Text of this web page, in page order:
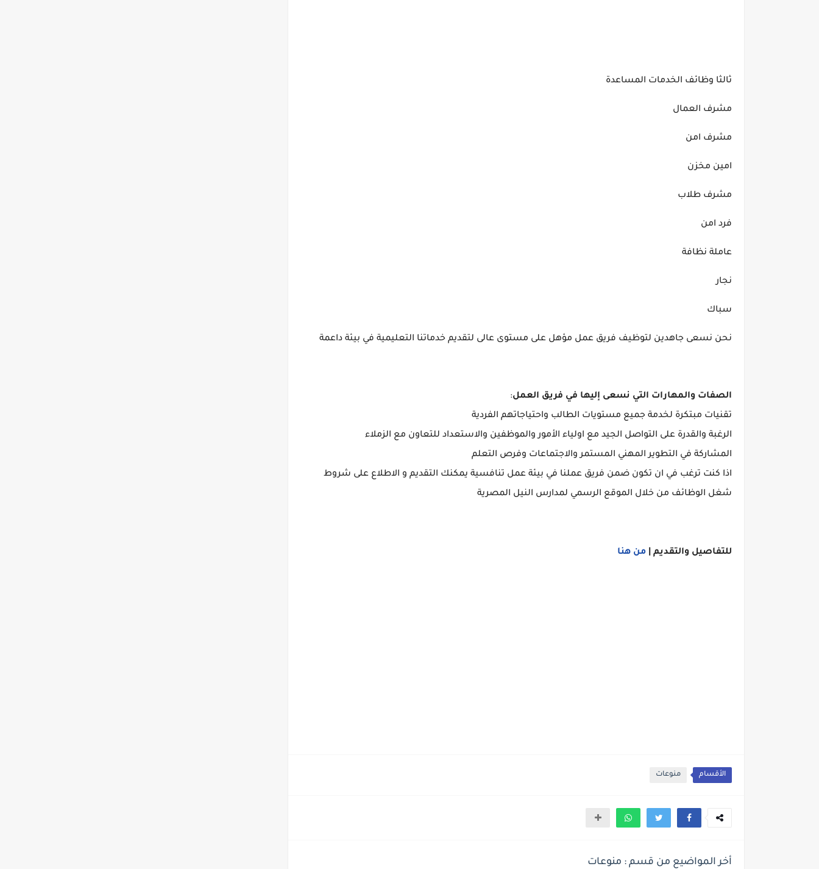
ثالثا وظائف الخدمات المساعدة
مشرف العمال
مشرف امن
امين مخزن
مشرف طلاب
فرد امن
عاملة نظافة
نجار
سباك
نحن نسعى جاهدين لتوظيف فريق عمل مؤهل على مستوى عالى لتقديم خدماتنا التعليمية في بيئة داعمة
الصفات والمهارات التي نسعى إليها في فريق العمل:
تقنيات مبتكرة لخدمة جميع مستويات الطالب واحتياجاتهم الفردية
الرغبة والقدرة على التواصل الجيد مع اولياء الأمور والموظفين والاستعداد للتعاون مع الزملاء
المشاركة في التطوير المهني المستمر والاجتماعات وفرص التعلم
اذا كنت ترغب في ان تكون ضمن فريق عملنا في بيئة عمل تنافسية يمكنك التقديم و الاطلاع على شروط
شغل الوظائف من خلال الموقع الرسمي لمدارس النيل المصرية
للتفاصيل والتقديم من هنا
الأقسام منوعات
أخر المواضيع من قسم : منوعات